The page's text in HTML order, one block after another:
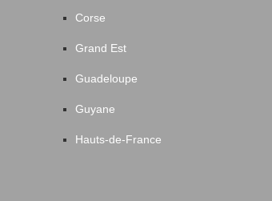
Corse
Grand Est
Guadeloupe
Guyane
Hauts-de-France